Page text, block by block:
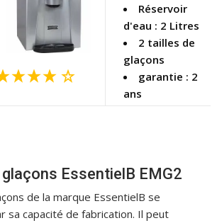
Réservoir
d'eau : 2 Litres
2 tailles de
glaçons
garantie : 2
ans
EssentielB EMG2
de la marque EssentielB se
sa capacité de fabrication. Il peut